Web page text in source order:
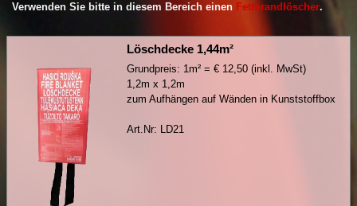
Verwenden Sie bitte in diesem Bereich einen Fettbrandlöscher.
Löschdecke 1,44m²
Grundpreis: 1m² = € 12,50 (inkl. MwSt)
1,2m x 1,2m
zum Aufhängen auf Wänden in Kunststoffbox
Art.Nr: LD21